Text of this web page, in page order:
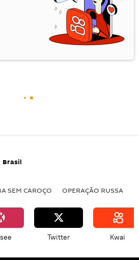
Brasil
SEM CAROÇO OPERAÇÃO RUSSA
Twitter Kwai